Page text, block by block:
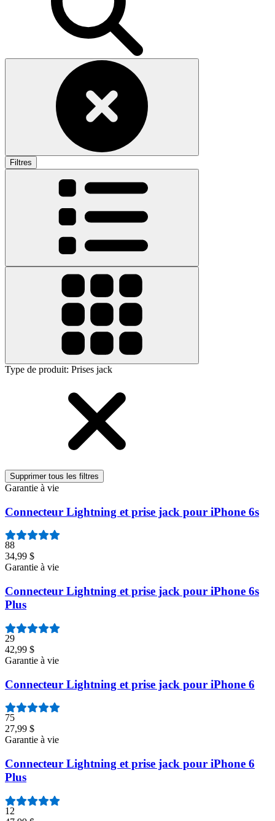
Filtres
Type de produit: Prises jack
Supprimer tous les filtres
Garantie à vie
Connecteur Lightning et prise jack pour iPhone 6s
88
34,99 $
Garantie à vie
Connecteur Lightning et prise jack pour iPhone 6s
Plus
29
42,99 $
Garantie à vie
Connecteur Lightning et prise jack pour iPhone 6
75
27,99 $
Garantie à vie
Connecteur Lightning et prise jack pour iPhone 6
Plus
12